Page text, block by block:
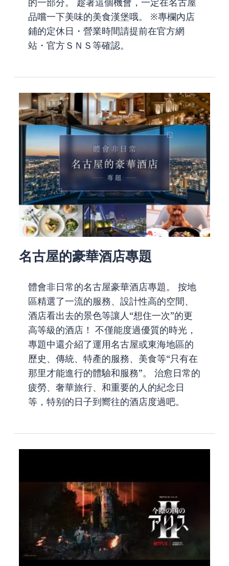
品嚐一下美味的美食漢堡哦。 ※專欄內店
鋪的定休日・營業時間請提前在官方網
站・官方ＳＮＳ等確認。
名古屋的豪華酒店專題
體會非日常的名古屋豪華酒店專題。 按地
區精選了一流的服務、設計性高的空間、
酒店看出去的景色等讓人“想住一次”的更
高等級的酒店！ 不僅能度過優質的時光，
專題中還介紹了運用名古屋或東海地區的
歷史、傳統、特產的服務、美食等“只有在
那里才能進行的體驗和服務”。 治愈日常的
疲勞、奢華旅行、和重要的人的紀念日
等，特别的日子到嚮往的酒店度過吧。